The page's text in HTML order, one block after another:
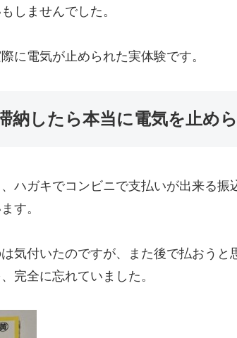
しませんでした。
に電気が止められた実体験です。
納したら本当に電気を止め
ハガキでコンビニで支払いが出来る振
す。
気付いたのですが、また後で払おうと
完全に忘れていました。